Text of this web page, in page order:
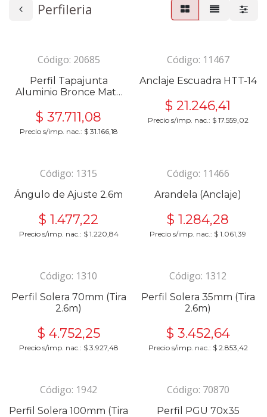
Perfileria
Código: 20685
Perfil Tapajunta
Aluminio Bronce Mate
2381/2.5
$37.711,08
Precio s/imp. nac.: $ 31.166,18
Código: 11467
Anclaje Escuadra HTT-14
$21.246,41
Precio s/imp. nac.: $ 17.559,02
Código: 1315
Ángulo de Ajuste 2.6m
$1.477,22
Precio s/imp. nac.: $ 1.220,84
Código: 11466
Arandela (Anclaje)
$1.284,28
Precio s/imp. nac.: $1.061,39
Código: 1310
Perfil Solera 70mm (Tira
2.6m)
$ 4.752,25
Precio s/imp. nac.: $ 3.927,48
Código: 1312
Perfil Solera 35mm (Tira
2.6m)
$ 3.452,64
Precio s/imp. nac.: $ 2.853,42
Código: 1942
Perfil Solera 100mm (Tira
Código: 70870
Perfil PGU 70x35